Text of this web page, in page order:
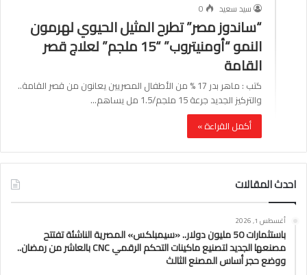
سيد سعيد
0
“ساندوز مصر” تطرح المثيل الحيوي لهرمون
النمو “أومنيتروب” “15 ملجم” لعلاج قصر
القامة
كتب : ماهر بدر 17 % من الأطفال المصريين يعانون من قصر القامة..
والتركيز الجديد جرعة 15 ملجم/1.5 مل يساهم…
أكمل القراءة »
احدث المقالات
أغسطس 1, 2026
باستثمارات 50 مليون دولار.. «سيمبلكس» المصرية الناشئة تفتتح
مصنعها الجديد لتصنيع ماكينات التحكم الرقمي CNC بالعاشر من رمضان..
ووضع حجر أساس المصنع الثالث